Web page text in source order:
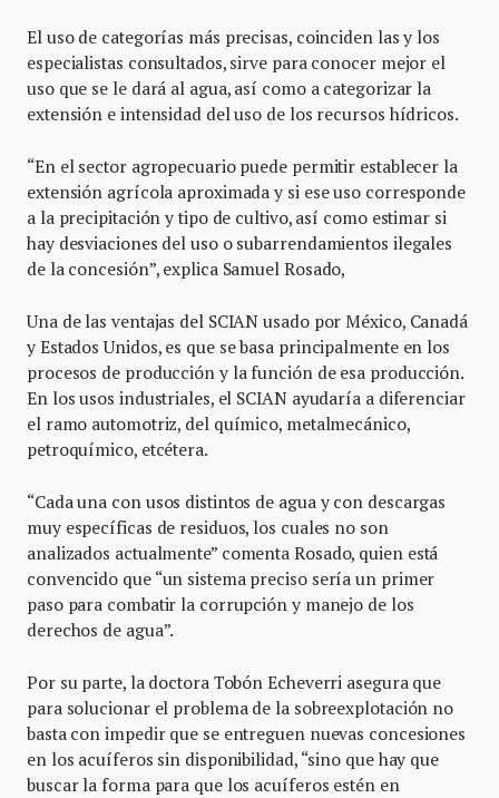
El uso de categorías más precisas, coinciden las y los
especialistas consultados, sirve para conocer mejor el
uso que se le dará al agua, así como a categorizar la
extensión e intensidad del uso de los recursos hídricos.
“En el sector agropecuario puede permitir establecer la
extensión agrícola aproximada y si ese uso corresponde
a la precipitación y tipo de cultivo, así como estimar si
hay desviaciones del uso o subarrendamientos ilegales
de la concesión”, explica Samuel Rosado,
Una de las ventajas del SCIAN usado por México, Canadá
y Estados Unidos, es que se basa principalmente en los
procesos de producción y la función de esa producción.
En los usos industriales, el SCIAN ayudaría a diferenciar
el ramo automotriz, del químico, metalmecánico,
petroquímico, etcétera.
“Cada una con usos distintos de agua y con descargas
muy específicas de residuos, los cuales no son
analizados actualmente” comenta Rosado, quien está
convencido que “un sistema preciso sería un primer
paso para combatir la corrupción y manejo de los
derechos de agua”.
Por su parte, la doctora Tobón Echeverri asegura que
para solucionar el problema de la sobreexplotación no
basta con impedir que se entreguen nuevas concesiones
en los acuíferos sin disponibilidad, “sino que hay que
buscar la forma para que los acuíferos estén en